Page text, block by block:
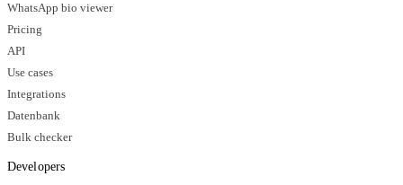
WhatsApp bio viewer
Pricing
API
Use cases
Integrations
Datenbank
Bulk checker
Developers